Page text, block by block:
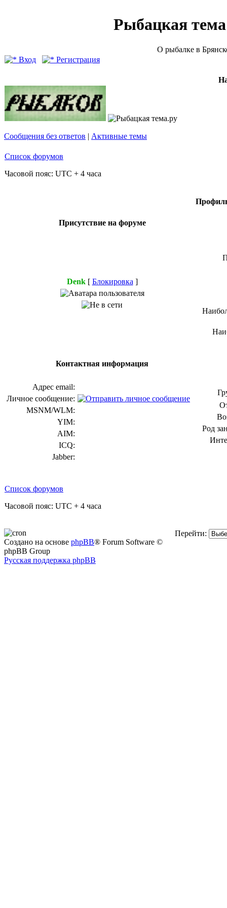
Рыбацкая
О рыбалке в
Вход
Регистрация
Сообщения без ответов | Активные темы
Список форумов
Часовой пояс: UTC + 4 часа
Присутствие на форуме
Denk[ Блокировка ]
Контактная информация
Адрес email:
Личное сообщение:
MSNM/WLM:
YIM:
AIM:
ICQ:
Jabber:
Род
Список форумов
Часовой пояс: UTC + 4 часа
Перейти:
Создано на основе phpBB® Forum Software ©
phpBB Group
Русская поддержка phpBB